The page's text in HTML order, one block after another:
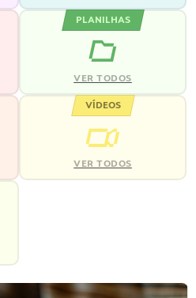
PLANILHAS
VER TODOS
VÍDEOS
VER TODOS